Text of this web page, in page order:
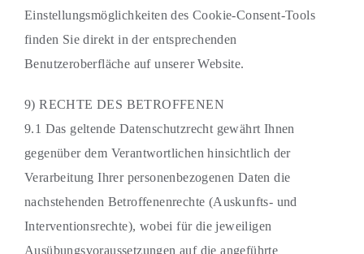
Einstellungsmöglichkeiten des Cookie-Consent-Tools
finden Sie direkt in der entsprechenden
Benutzeroberfläche auf unserer Website.
9) RECHTE DES BETROFFENEN
9.1 Das geltende Datenschutzrecht gewährt Ihnen
gegenüber dem Verantwortlichen hinsichtlich der
Verarbeitung Ihrer personenbezogenen Daten die
nachstehenden Betroffenenrechte (Auskunfts- und
Interventionsrechte), wobei für die jeweiligen
Ausübungsvoraussetzungen auf die angeführte